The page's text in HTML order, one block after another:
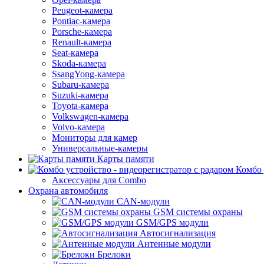
Peugeot-камера
Pontiac-камера
Porsche-камера
Renault-камера
Seat-камера
Skoda-камера
SsangYong-камера
Subaru-камера
Suzuki-камера
Toyota-камера
Volkswagen-камера
Volvo-камера
Мониторы для камер
Универсальные-камеры
Карты памяти
Комбо
Аксессуары для Combo
Охрана автомобиля
CAN-модули
GSM системы охраны
GSM/GPS модули
Автосигнализация
Антенные модули
Брелоки